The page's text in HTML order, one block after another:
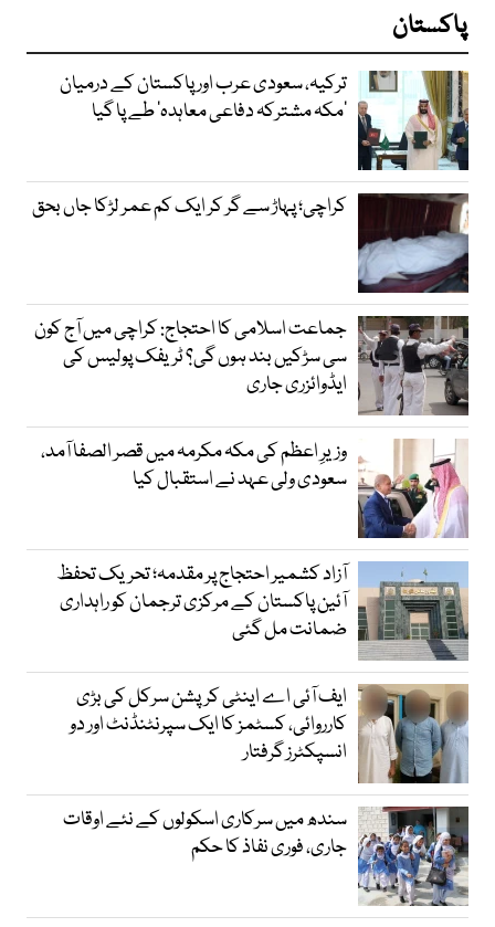
پاکستان
ترکیہ، سعودی عرب اور پاکستان کے درمیان
’مکہ مشترکہ دفاعی معاہدہ‘ طے پا گیا
کراچی؛ پہاڑ سے گر کر ایک کم عمر لڑکا جاں بحق
جماعت اسلامی کا احتجاج: کراچی میں آج کون
سی سڑکیں بند ہوں گی؟ ٹریفک پولیس کی
ایڈوائزری جاری
وزیرِ اعظم کی مکہ مکرمہ میں قصر الصفا آمد،
سعودی ولی عہد نے استقبال کیا
آزاد کشمیر احتجاج پر مقدمہ؛ تحریک تحفظ
آئین پاکستان کے مرکزی ترجمان کو راہداری
ضمانت مل گئی
ایف آئی اے اینٹی کرپشن سرکل کی بڑی
کارروائی، کسٹمز کا ایک سپرنٹنڈنٹ اور دو
انسپکٹرز گرفتار
سندھ میں سرکاری اسکولوں کے نئے اوقات
جاری، فوری نفاذ کا حکم